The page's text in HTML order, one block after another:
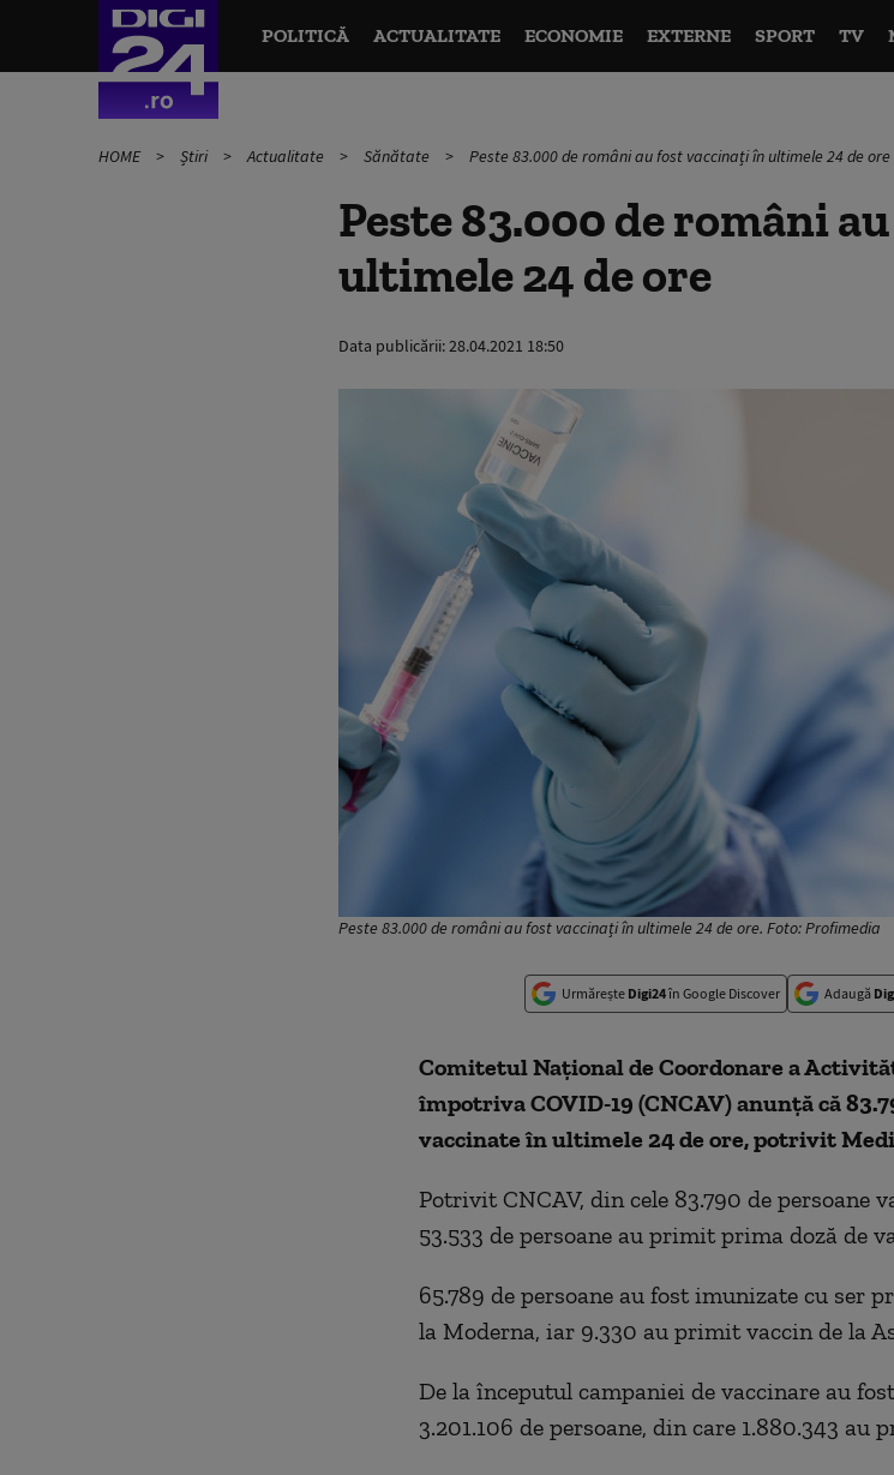
POLITICĂ ACTUALITATE ECONOMIE EXTERNE SPORT TV
HOME Știri Actualitate Sănătate Peste 83.000 de români au fost vaccinați în ultimele 24 de ore
Peste 83.000 de români
ultimele 24 de ore
Data publicării:28.04.2021 18:50
Peste 83.000 de români au fost vaccinați în ultimele 24 de ore. Foto: Profimedia
Urmărește Digi24în Google Discover Adaugă
Comitetul Național de Coordonare a
împotriva COVID-19 (CNCAV) anunță că
vaccinate în ultimele 24 de ore,potrivit
Potrivit CNCAV, din cele 83.790 de persoane
53.533 de persoane au primit prima doză de
65.789 de persoane au fost imunizate cu ser
la Moderna, iar 9.330 au primit vaccin de la
De la începutul campaniei de vaccinare au
3.201.106 de persoane, din care 1.880.343 au